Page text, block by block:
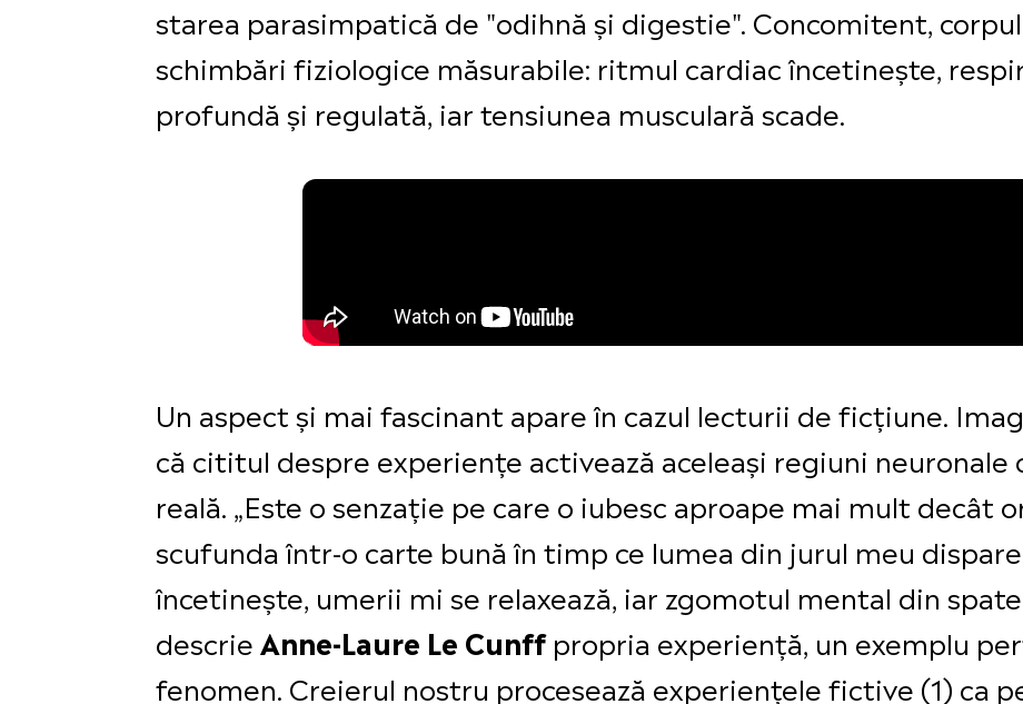
starea parasimpatică de "odihnă și digestie". Concomitent,
schimbări fiziologice măsurabile: ritmul cardiac încetinește,
profundă și regulată, iar tensiunea musculară scade.
Un aspect și mai fascinant apare în cazul lecturii de ficțiune.
că cititul despre experiențe activează aceleași regiuni neuronale
reală. „Este o senzație pe care o iubesc aproape mai mult decât
scufunda într-o carte bună în timp ce lumea din jurul meu
încetinește, umerii mi se relaxează, iar zgomotul mental din
descrie Anne-Laure Le Cunffpropria experiență, un exemplu
fenomen. Creierul nostru procesează experiențele fictive (1) ca